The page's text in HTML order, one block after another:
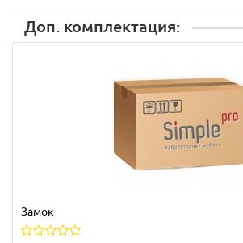
Доп. комплектация:
Замок